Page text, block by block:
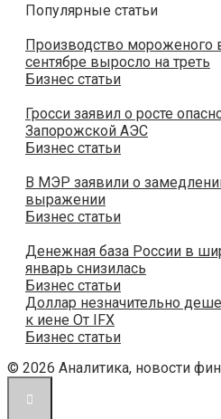
Популярные статьи
Производство мороженого
сентябре выросло на треть
Бизнес статьи
Гросси заявил о росте
Запорожской АЭС
Бизнес статьи
В МЭР заявили о
выражении
Бизнес статьи
Денежная база России в
январь снизилась
Бизнес статьи
Доллар незначительно
к иене От IFX
Бизнес статьи
© 2026 Аналитика, новости